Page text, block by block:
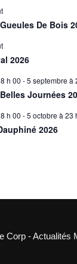
De Bois
2026
h 00 -5 septembre à
Journées
h 00 -5 octobre à 23
2026
Corp - Actualités